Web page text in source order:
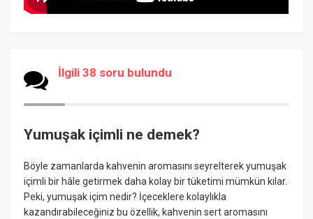
İlgili 38 soru bulundu
Yumuşak içimli ne demek?
Böyle zamanlarda kahvenin aromasını seyrelterek yumuşak
içimli bir hâle getirmek daha kolay bir tüketimi mümkün kılar.
Peki, yumuşak içim nedir? İçeceklere kolaylıkla
kazandırabileceğiniz bu özellik, kahvenin sert aromasını